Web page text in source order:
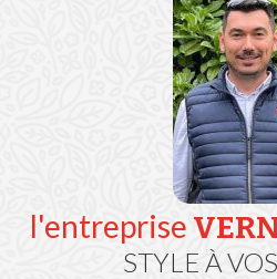
l'entreprise
STYLE À